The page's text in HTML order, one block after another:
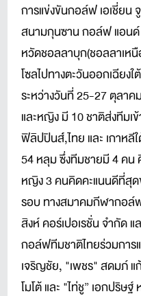
การแข่งขันกอล์ฟ เอเชี่ย
สนามกุนซาน กอล์ฟ แอนด์
หวัดชอลลาบุก(ชอลลาเหนื
โซลไปทางตะวันออกเฉียง
ระหว่างวันที่ 25-27 ตุลาค
และหญิง มี 10 ชาติส่งทีมเ
ฟิลิปปินส์์,ไทย และ เกาหลี
54 หลุม ซึ่งทีมชายมี 4 ค
หญิง 3 คนคิดคะแนนดีที่สุด
รอบ ทางสมาคมกีฬากอล์
สิงห์ คอร์เปอเรชั่น จำกัด
กอล์ฟทีมชาติไทยร่วมการ
เจริญชัย, "เพชร" สดมภ์ แ
โมโต้ และ "ไท่ชู” เอกปริ